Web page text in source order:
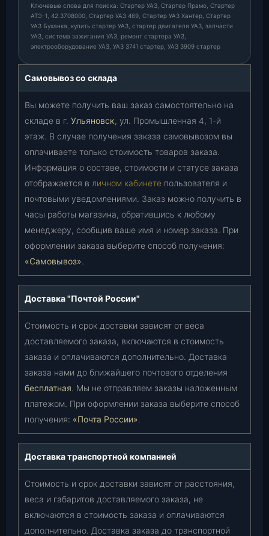
Ключевые слова для поиска: Стартер УАЗ, Стартер Прамо, Стартер
АТЭ-1, 42.3708000, Стартер УАЗ 469, Стартер УАЗ Хантер, Стартер
УАЗ Буханка, купить стартер УАЗ, стартер двигателя УАЗ, запчасти
УАЗ, система зажигания УАЗ, ремонт стартера УАЗ,
электрооборудование УАЗ, УАЗ 3741 стартер, УАЗ 3909 стартер
Самовывоз со склада
Вы можете получить ваш заказ самостоятельно на
складе в г. Ульяновск, ул. Промышленная 4, 1-й
этаж. В случае получения заказа самовывозом вы
оплачиваете только стоимость товаров заказа.
Информация о составе, стоимости и статусе заказа
отображается в личном кабинете пользователя и
почтовыми уведомлениями. Заказ можно получить в
часы работы магазина, обратившись к любому
менеджеру, сообщив ваше имя и номер заказа. При
оформлении заказа выберите способ получения:
«Самовывоз».
Доставка "Почтой России"
Стоимость и срок доставки зависят от веса
доставляемого заказа, включаются в стоимость
заказа и оплачиваются дополнительно. Доставка
заказа нами до ближайшего почтового отделения
бесплатная. Мы не отправляем заказы наложенным
платежом. При оформлении заказа выберите способ
получения: «Почта России».
Доставка транспортной компанией
Стоимость и срок доставки зависят от расстояния,
веса и габаритов доставляемого заказа, не
включаются в стоимость заказа и оплачиваются
дополнительно. Доставка заказа до транспортной